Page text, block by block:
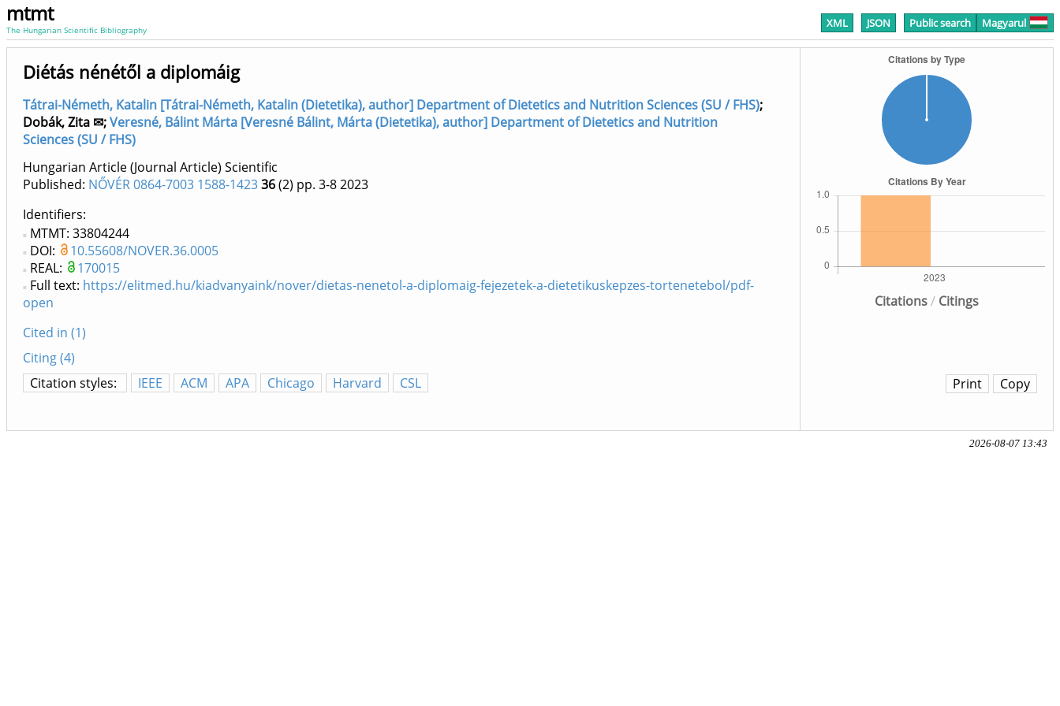
mtmt
The Hungarian Scientific Bibliography XML JSON Public search Magyarul
Citations/ Citings
Diétás nénétől a diplomáig
Tátrai-Németh, Katalin [Tátrai-Németh, Katalin (Dietetika), author] Department of Dietetics and Nutrition Sciences (SU / FHS);
Dobák, Zita ✉;Veresné, Bálint Márta [Veresné Bálint, Márta (Dietetika), author] Department of Dietetics and Nutrition
Sciences (SU / FHS)
Hungarian Article (Journal Article) Scientific
Published: NŐVÉR 0864-7003 1588-142336(2) pp. 3-82023
Identifiers
MTMT: 33804244
DOI:
10.55608/NOVER.36.0005
REAL:
170015
Full text: https://elitmed.hu/kiadvanyaink/nover/dietas-nenetol-a-diplomaig-fejezetek-a-dietetikuskepzes-tortenetebol/pdf-
open
Cited in (1)
Citing (4)
Citation styles:
IEEE ACM APA Chicago Harvard CSL Copy
Print
2026-08-07 13:43